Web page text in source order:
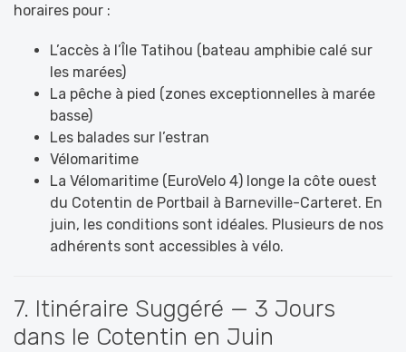
horaires pour :
L’accès à l’Île Tatihou (bateau amphibie calé sur
les marées)
La pêche à pied (zones exceptionnelles à marée
basse)
Les balades sur l’estran
Vélomaritime
La Vélomaritime (EuroVelo 4) longe la côte ouest
du Cotentin de Portbail à Barneville-Carteret. En
juin, les conditions sont idéales. Plusieurs de nos
adhérents sont accessibles à vélo.
7. Itinéraire Suggéré — 3 Jours
dans le Cotentin en Juin